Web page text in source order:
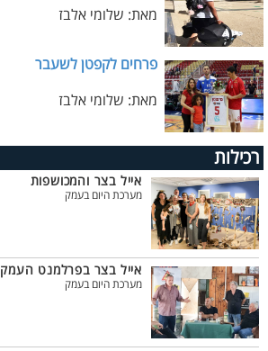
מאת: שלומי אלבז
פרחים לקפטן לשעבר
מאת: שלומי אלבז
רכילות
אייל בצר והמכושפות
מערכת היום בעמק
אייל בצר בפרלמנט העמק
מערכת היום בעמק